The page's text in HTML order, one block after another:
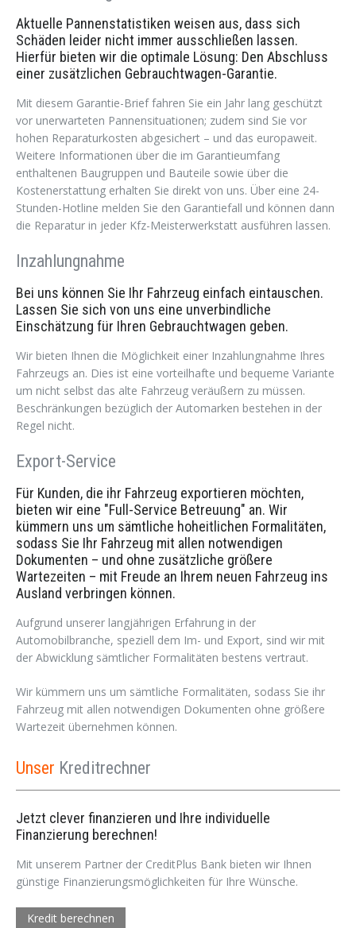
Aktuelle Pannenstatistiken weisen aus, dass sich
Schäden leider nicht immer ausschließen lassen.
Hierfür bieten wir die optimale Lösung: Den Abschluss
einer zusätzlichen Gebrauchtwagen-Garantie.
Mit diesem Garantie-Brief fahren Sie ein Jahr lang geschützt
vor unerwarteten Pannensituationen; zudem sind Sie vor
hohen Reparaturkosten abgesichert – und das europaweit.
Weitere Informationen über die im Garantieumfang
enthaltenen Baugruppen und Bauteile sowie über die
Kostenerstattung erhalten Sie direkt von uns. Über eine 24-
Stunden-Hotline melden Sie den Garantiefall und können dann
die Reparatur in jeder Kfz-Meisterwerkstatt ausführen lassen.
Inzahlungnahme
Bei uns können Sie Ihr Fahrzeug einfach eintauschen.
Lassen Sie sich von uns eine unverbindliche
Einschätzung für Ihren Gebrauchtwagen geben.
Wir bieten Ihnen die Möglichkeit einer Inzahlungnahme Ihres
Fahrzeugs an. Dies ist eine vorteilhafte und bequeme Variante
um nicht selbst das alte Fahrzeug veräußern zu müssen.
Beschränkungen bezüglich der Automarken bestehen in der
Regel nicht.
Export-Service
Für Kunden, die ihr Fahrzeug exportieren möchten,
bieten wir eine "Full-Service Betreuung" an. Wir
kümmern uns um sämtliche hoheitlichen Formalitäten,
sodass Sie Ihr Fahrzeug mit allen notwendigen
Dokumenten – und ohne zusätzliche größere
Wartezeiten – mit Freude an Ihrem neuen Fahrzeug ins
Ausland verbringen können.
Aufgrund unserer langjährigen Erfahrung in der
Automobilbranche, speziell dem Im- und Export, sind wir mit
der Abwicklung sämtlicher Formalitäten bestens vertraut.
Wir kümmern uns um sämtliche Formalitäten, sodass Sie ihr
Fahrzeug mit allen notwendigen Dokumenten ohne größere
Wartezeit übernehmen können.
Unser Kreditrechner
Jetzt clever finanzieren und Ihre individuelle
Finanzierung berechnen!
Mit unserem Partner der CreditPlus Bank bieten wir Ihnen
günstige Finanzierungsmöglichkeiten für Ihre Wünsche.
Kredit berechnen